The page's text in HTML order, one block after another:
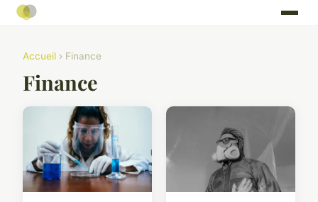
Accueil › Finance
Finance